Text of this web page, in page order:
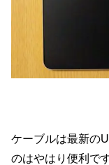
ケーブルは最新の
のはやはり便利で